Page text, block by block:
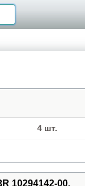
4 шт.
10294142-00.